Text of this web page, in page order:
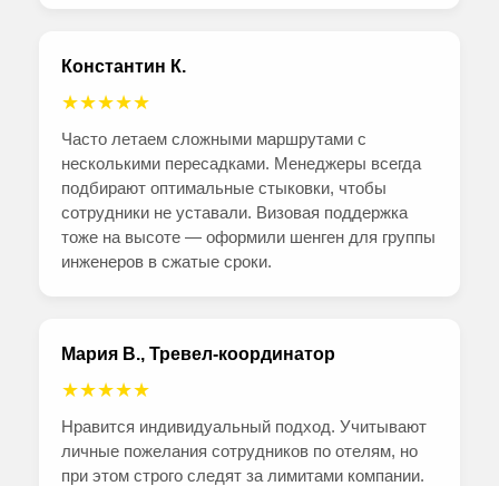
Константин К.
★★★★★
Часто летаем сложными маршрутами с
несколькими пересадками. Менеджеры всегда
подбирают оптимальные стыковки, чтобы
сотрудники не уставали. Визовая поддержка
тоже на высоте — оформили шенген для группы
инженеров в сжатые сроки.
Мария В., Тревел-координатор
★★★★★
Нравится индивидуальный подход. Учитывают
личные пожелания сотрудников по отелям, но
при этом строго следят за лимитами компании.